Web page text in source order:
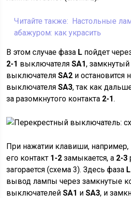
Читайте также: Настольные
абажуром: как украсить
В этом случае фаза L пойдет
2-1 выключателяSA1, замкнутый
выключателяSA2 и остановится
выключателяSA3, так как
за разомкнутого контакта 2-1.
При нажатии клавиши,
его контакт 1-2 замыкается, а 2-3
загорается (схема 3). Здесь фаза L
вывод лампы через замкнутые
выключателейSA1 иSA3, и